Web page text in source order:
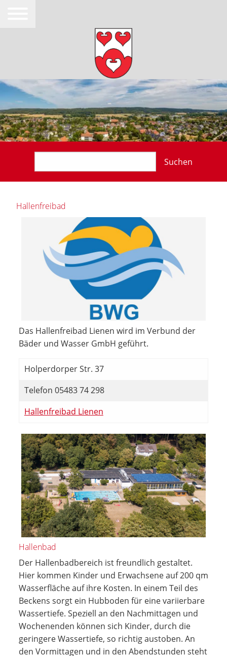
Suchen
Hallenfreibad
Das Hallenfreibad Lienen wird im Verbund der
Bäder und Wasser GmbH geführt.
Holperdorper Str. 37
Telefon 05483 74 298
Hallenfreibad Lienen
Hallenbad
Der Hallenbadbereich ist freundlich gestaltet.
Hier kommen Kinder und Erwachsene auf 200 qm
Wasserfläche auf ihre Kosten. In einem Teil des
Beckens sorgt ein Hubboden für eine variierbare
Wassertiefe. Speziell an den Nachmittagen und
Wochenenden können sich Kinder, durch die
geringere Wassertiefe, so richtig austoben. An
den Vormittagen und in den Abendstunden steht